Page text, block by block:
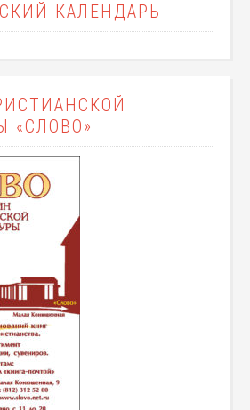
КАЛЕНДАРЬ
«СЛОВО»